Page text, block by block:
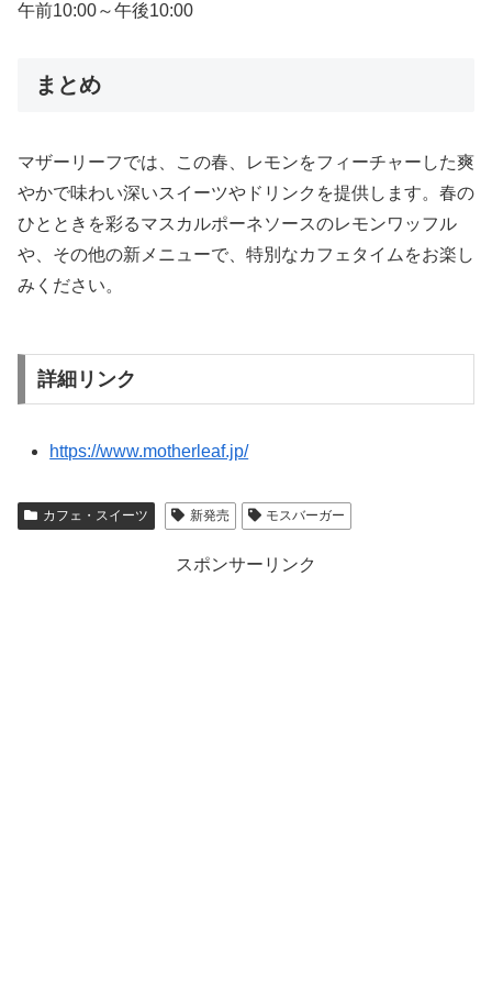
午前10:00～午後10:00
まとめ
マザーリーフでは、この春、レモンをフィーチャーした爽
やかで味わい深いスイーツやドリンクを提供します。春の
ひとときを彩るマスカルポーネソースのレモンワッフル
や、その他の新メニューで、特別なカフェタイムをお楽し
みください。
詳細リンク
https://www.motherleaf.jp/
カフェ・スイーツ 新発売 モスバーガー
スポンサーリンク